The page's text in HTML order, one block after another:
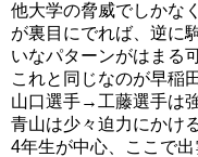
他大学の脅威でしかな
が裏目にでれば、逆に
いなパターンがはまる
これと同じなのが早稲
山口選手→工藤選手は
青山は少々迫力にかけ
4年生が中心、ここで